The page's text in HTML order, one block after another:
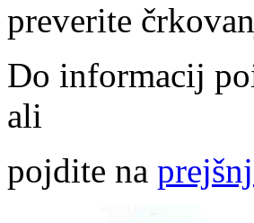
preverite
Do informacij
ali
pojdite na